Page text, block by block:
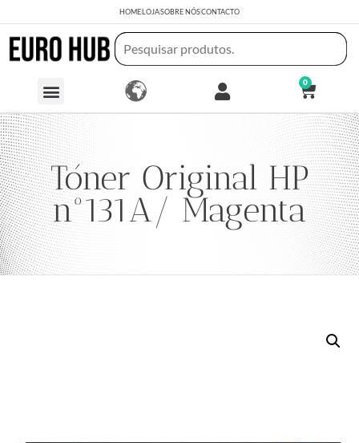
HOMELOJASOBRE NÓSCONTACTO
0
Tóner Original HP
nº131A/ Magenta